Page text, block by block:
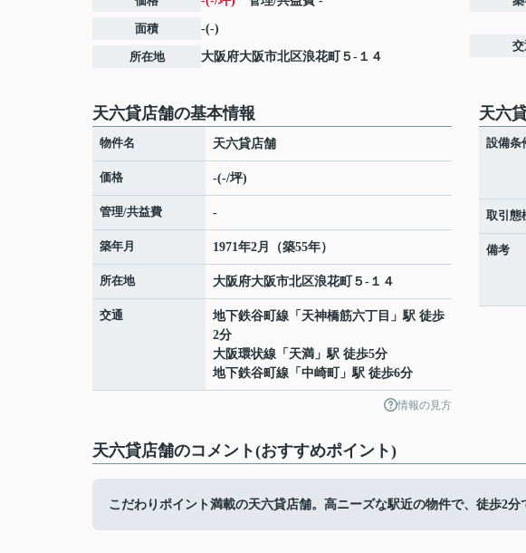
面積 -(-)
所在地 大阪府大阪市北区浪花町 ５-１４
天六貸店舗の基本情報
物件名 天六貸店舗
価格 -(-/坪)
管理/共益費 -
築年月 1971年2月（築55年）
所在地 大阪府大阪市北区浪花町 ５-１４
交通 地下鉄谷町線 「 天神橋筋六丁目 」駅 徒歩
2分
大阪環状線 「 天満 」駅 徒歩5分
地下鉄谷町線 「 中崎町 」駅 徒歩6分
情報の見方
天六
設備条
取引態
備考
天六貸店舗のコメント(おすすめポイント)
こだわりポイント満載の天六貸店舗。高ニーズな駅近の物件で、徒歩2分